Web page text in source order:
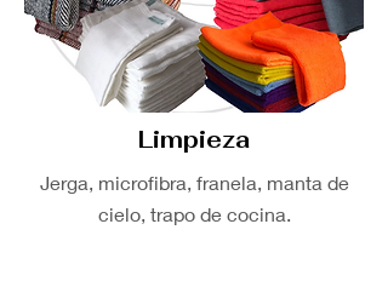
Limpieza
Jerga, microfibra, franela, manta de
cielo, trapo de cocina.